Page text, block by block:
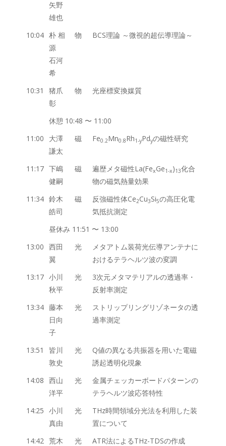
矢野
雄也
10:04 朴 相
源
石河
希
物 BCS理論 ～微視的超伝導理論～
10:31
猪爪
彰
物 光座標変換媒質
休憩 10:48 〜 11:00
11:00
大澤
謙太
磁 Fe0.2Mn0.8Rh1-yPdyの磁性研究
11:17 下嶋
健嗣
磁 遍歴メタ磁性La(FexGe1-x)13化合
物の磁気熱量効果
11:34 鈴木
皓司
磁 反強磁性体Ce2Cu3Si5の高圧化電
気抵抗測定
昼休み 11:51 〜 13:00
13:00
西田
翼
光
メタアトム装荷光伝導アンテナに
おけるテラヘルツ波の変調
13:17 小川
秋平
光
3次元メタマテリアルの透過率・
反射率測定
13:34 藤本
日向
子
光
ストリップリングリゾネータの透
過率測定
13:51
皆川
敦史
光
Q値の異なる共振器を用いた電磁
誘起透明化現象
14:08
西山
洋平
光
金属チェッカーボードパターンの
テラヘルツ波応答特性
14:25
小川
真由
光
THz時間領域分光法を利用した装
置について
14:42 荒木
光 ATR法によるTHz-TDSの作成